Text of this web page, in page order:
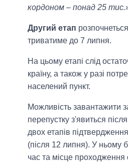
кордоном – понад 25
Другий етап
триватиме до 7 липня.
На цьому етапі слід
країну, а також у разі
населений пункт.
Можливість завантажити
перепустку з'явиться
двох етапів
(після 12 липня). У ньому
час та місце проходження